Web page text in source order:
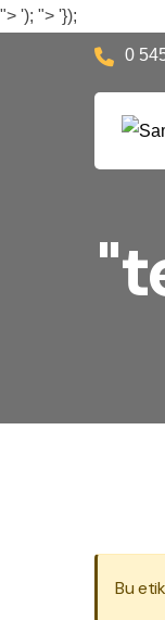
"> '); "> '});
0
Bu